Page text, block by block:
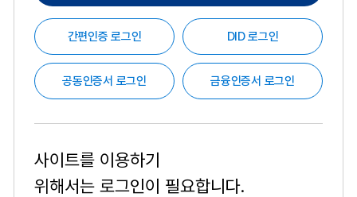
간편인증 로그인 DID 로그인
공동인증서 로그인 금융인증서 로그인
사이트를 이용하기
위해서는 로그인이 필요합니다.